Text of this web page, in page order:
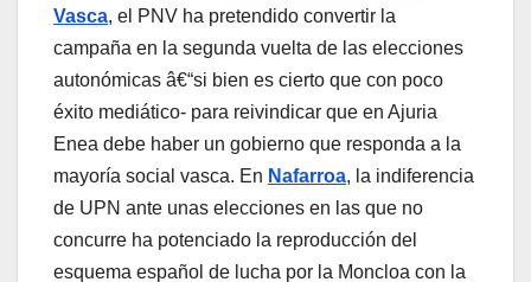
Vasca, el PNV ha pretendido convertir la
campaña en la segunda vuelta de las elecciones
autonómicas â€“si bien es cierto que con poco
éxito mediático- para reivindicar que en Ajuria
Enea debe haber un gobierno que responda a la
mayorí­a social vasca. En Nafarroa, la indiferencia
de UPN ante unas elecciones en las que no
concurre ha potenciado la reproducción del
esquema español de lucha por la Moncloa con la